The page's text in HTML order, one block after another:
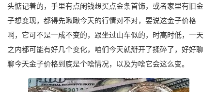
头惦记着的，手里有点闲钱想买点金条首饰，或者家里有旧金
子想变现，都得先瞅瞅今天的行情对不对，要说这金子价格
啊，它可不是一成不变的，跟坐过山车似的，时高时低，一天
之内都可能有好几个变化，咱们今天就掰开了揉碎了，好好聊
聊今天金子价格到底是个啥情况，以及为啥它会这么变。